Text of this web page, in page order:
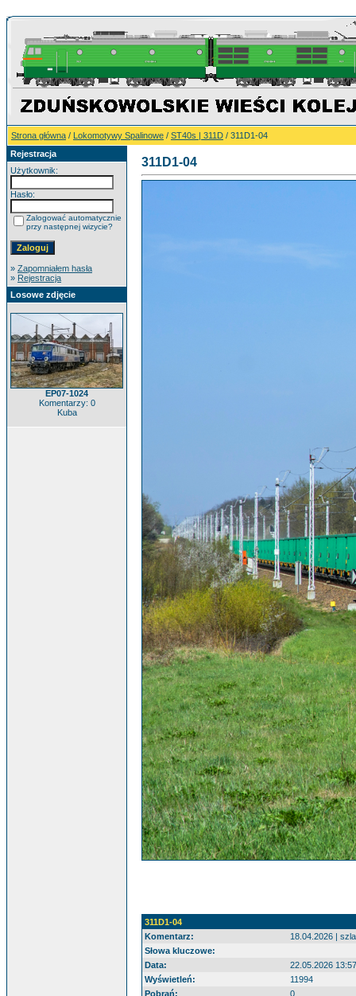
Strona główna / Lokomotywy Spalinowe / ST40s | 311D / 311D1-04
Rejestracja
Użytkownik:
Hasło:
Zalogować automatycznie
przy następnej wizycie?
» Zapomniałem hasła
» Rejestracja
Losowe zdjęcie
EP07-1024
Komentarzy: 0
Kuba
311D1-04
311D1-04
Komentarz:
18.04.2026 |
Słowa kluczowe:
Data:
22.05.2026 13:57
Wyświetleń:
11994
Pobrań:
0